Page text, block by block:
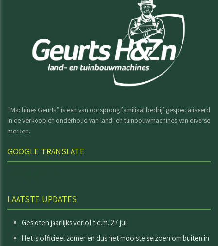
“Machines Geurts” is een van oorsprong familiaal bedrijf gespecialiseerd
in de verkoop en onderhoud van land- en tuinbouwmachines van diverse
merken.
GOOGLE TRANSLATE
LAATSTE UPDATES
Gesloten jaarlijks verlof t.e.m. 27 juli
Het is officieel zomer en dus het mooiste seizoen om buiten in